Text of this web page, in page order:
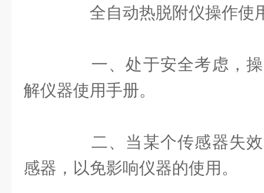
全自动热脱附仪操作使
一、处于安全考虑，操
解仪器使用手册。
二、当某个传感器失效
感器，以免影响仪器的使用。